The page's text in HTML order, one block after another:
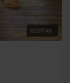
01:07:49